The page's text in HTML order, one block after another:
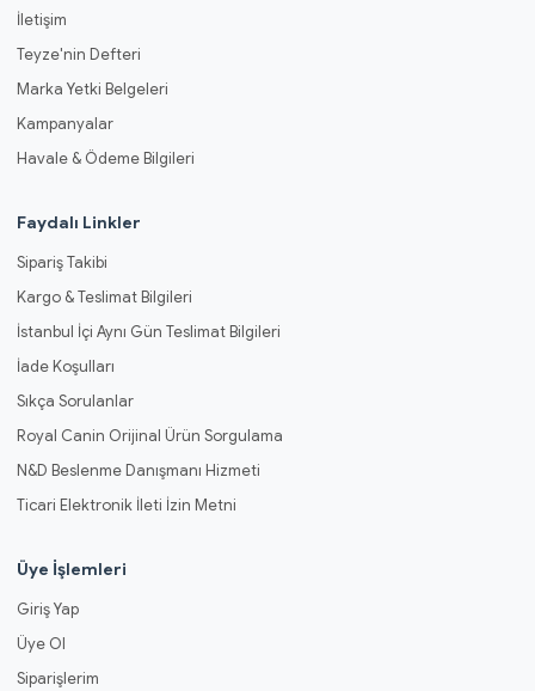
İletişim
Teyze'nin Defteri
Marka Yetki Belgeleri
Kampanyalar
Havale & Ödeme Bilgileri
Faydalı Linkler
Sipariş Takibi
Kargo & Teslimat Bilgileri
İstanbul İçi Aynı Gün Teslimat Bilgileri
İade Koşulları
Sıkça Sorulanlar
Royal Canin Orijinal Ürün Sorgulama
N&D Beslenme Danışmanı Hizmeti
Ticari Elektronik İleti İzin Metni
Üye İşlemleri
Giriş Yap
Üye Ol
Siparişlerim